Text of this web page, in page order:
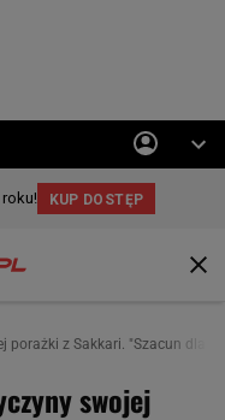
porażki z Sakkari. "Szacun dla
swojej